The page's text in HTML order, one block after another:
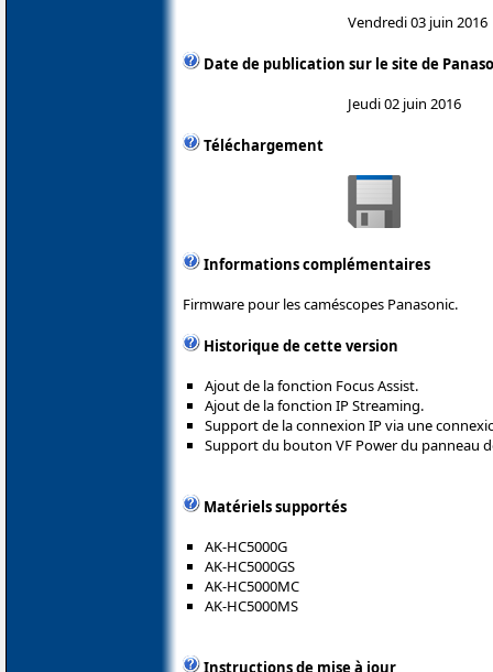
Vendredi 03 juin 2016
Date de publication sur le site de
Jeudi 02 juin 2016
Téléchargement
Informations complémentaires
Firmware pour les caméscopes Panasonic.
Historique de cette version
Ajout de la fonction Focus Assist.
Ajout de la fonction IP Streaming.
Support de la connexion IP via une
Support du bouton VF Power du panneau
Matériels supportés
AK-HC5000G
AK-HC5000GS
AK-HC5000MC
AK-HC5000MS
Instructions de mise à jour